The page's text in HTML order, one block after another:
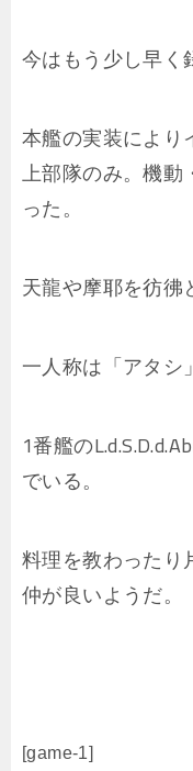
今はもう少し早く
本艦の実装により
上部隊のみ。機動
った。
天龍や摩耶を彷彿
一人称は「アタシ
1番艦の
でいる。
料理を教わったり
仲が良いようだ。
[game-1]